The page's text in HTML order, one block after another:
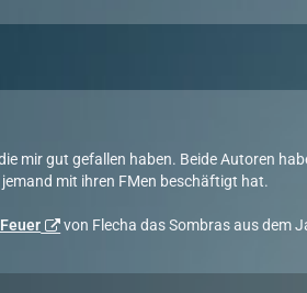
mir gut gefallen haben. Beide Autoren
mit ihren FMen beschäftigt hat.
von Flecha das Sombras aus dem